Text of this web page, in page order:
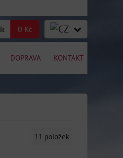
0 Kč
DOPRAVA KONTAKT
11 položek